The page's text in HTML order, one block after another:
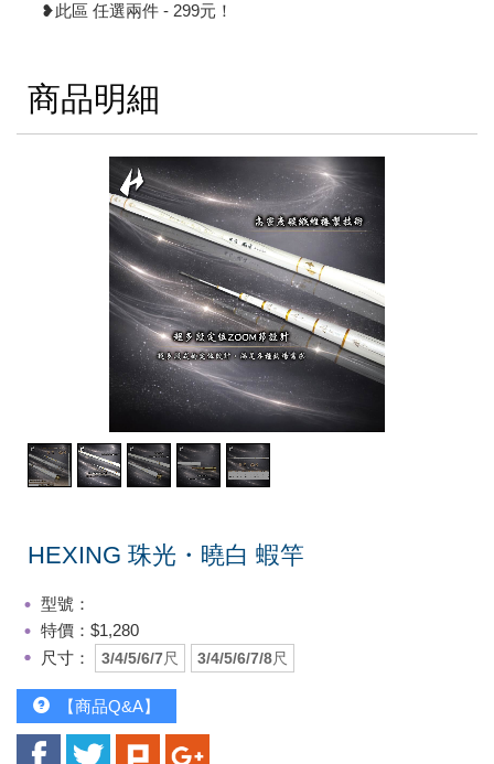
❥此區 任選兩件 - 299元！
商品明細
HEXING 珠光・曉白 蝦竿
型號：
特價：$1,280
尺寸：
3/4/5/6/7尺 3/4/5/6/7/8尺
【商品Q&A】